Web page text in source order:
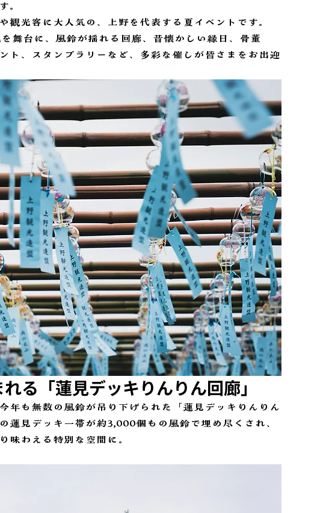
。
観光客に大人気の、上野を代表する夏イベントです。
舞台に、風鈴が揺れる回廊、昔懐かしい縁日、骨董
ト、スタンプラリーなど、多彩な催しが皆さまをお出迎
る「蓮見デッキりんりん回廊」
年も無数の風鈴が吊り下げられた「蓮見デッキりんりん
蓮見デッキ一帯が約3,000個もの風鈴で埋め尽くされ、
味わえる特別な空間に。